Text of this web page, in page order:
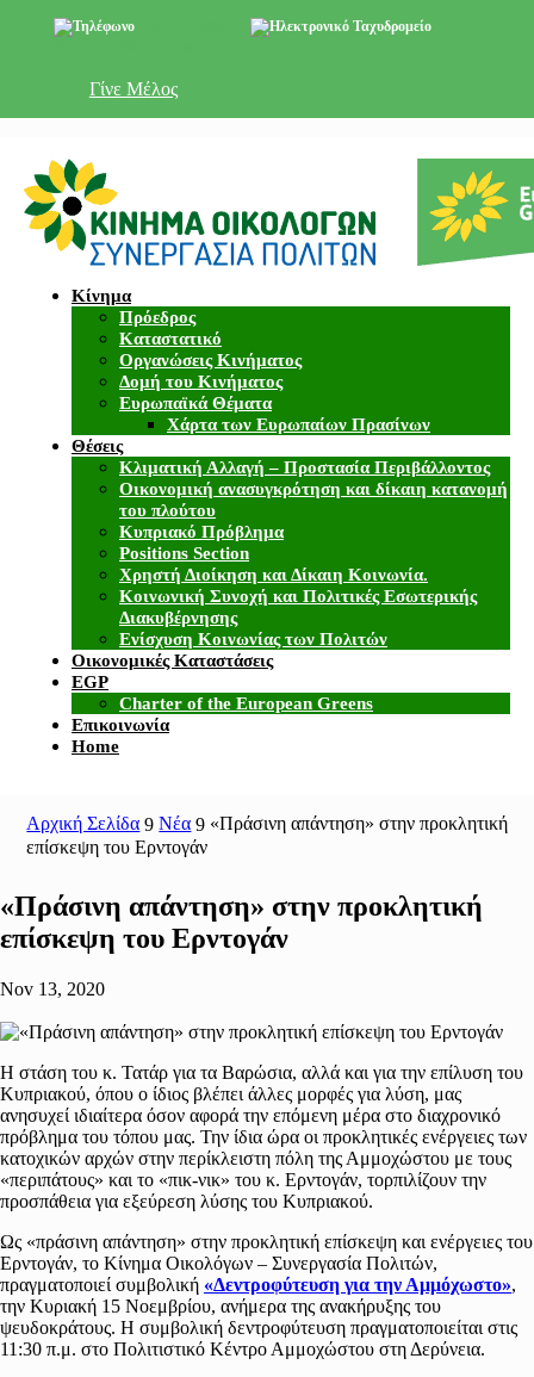
Γίνε Μέλος
Κίνημα
Πρόεδρος
Καταστατικό
Οργανώσεις Κινήματος
Δομή του Κινήματος
Ευρωπαϊκά Θέματα
Χάρτα των Ευρωπαίων Πρασίνων
Θέσεις
Κλιματική Αλλαγή – Προστασία Περιβάλλοντος
Οικονομική ανασυγκρότηση και δίκαιη κατανομή
του πλούτου
Κυπριακό Πρόβλημα
Positions Section
Χρηστή Διοίκηση και Δίκαιη Κοινωνία.
Κοινωνική Συνοχή και Πολιτικές Εσωτερικής
Διακυβέρνησης
Ενίσχυση Κοινωνίας των Πολιτών
Οικονομικές Καταστάσεις
EGP
Charter of the European Greens
Επικοινωνία
Home
Αρχική Σελίδα 9 Νέα 9 «Πράσινη απάντηση» στην προκλητική
επίσκεψη του Ερντογάν
«Πράσινη απάντηση» στην προκλητική
επίσκεψη του Ερντογάν
Nov 13, 2020
Η στάση του κ. Τατάρ για τα Βαρώσια, αλλά και για την επίλυση του
Κυπριακού, όπου ο ίδιος βλέπει άλλες μορφές για λύση, μας
ανησυχεί ιδιαίτερα όσον αφορά την επόμενη μέρα στο διαχρονικό
πρόβλημα του τόπου μας. Την ίδια ώρα οι προκλητικές ενέργειες των
κατοχικών αρχών στην περίκλειστη πόλη της Αμμοχώστου με τους
«περιπάτους» και το «πικ-νικ» του κ. Ερντογάν, τορπιλίζουν την
προσπάθεια για εξεύρεση λύσης του Κυπριακού.
Ως «πράσινη απάντηση» στην προκλητική επίσκεψη και ενέργειες του
Ερντογάν, το Κίνημα Οικολόγων – Συνεργασία Πολιτών,
πραγματοποιεί συμβολική «Δεντροφύτευση για την Αμμόχωστο»,
την Κυριακή 15 Νοεμβρίου, ανήμερα της ανακήρυξης του
ψευδοκράτους. Η συμβολική δεντροφύτευση πραγματοποιείται στις
11:30 π.μ. στο Πολιτιστικό Κέντρο Αμμοχώστου στη Δερύνεια.